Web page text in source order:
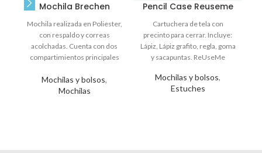
Mochila Brechen
Mochilas y bolsos,
Mochilas
Mochila realizada en Poliester,
con respaldo y correas
acolchadas. Cuenta con dos
compartimientos principales
completamente
Pencil Case Reuseme
Mochilas y bolsos,
Estuches
Cartuchera de tela con
precinto para cerrar. Incluye:
Lápiz, Lápiz grafito, regla, goma
y sacapuntas. ReUseMe